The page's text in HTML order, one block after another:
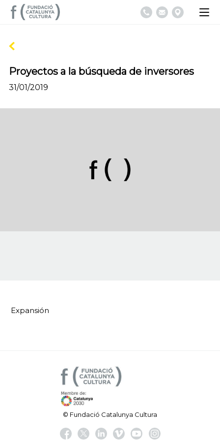
Proyectos a la búsqueda de inversores
31/01/2019
Expansión
© Fundació Catalunya Cultura